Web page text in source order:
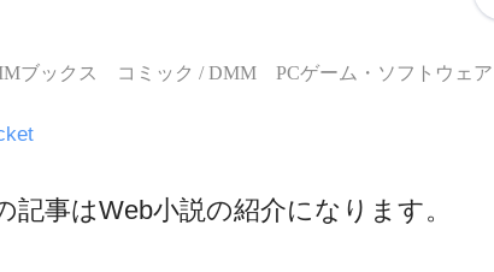
ブックス コミック / DMM PCゲーム・ソフトウェア
記事はWeb小説の紹介になります。